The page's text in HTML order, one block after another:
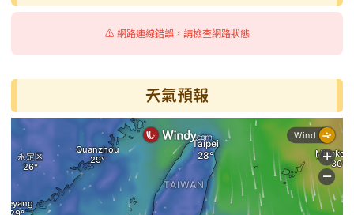
⚠️ 網路連線錯誤，請檢查網路狀態
天氣預報